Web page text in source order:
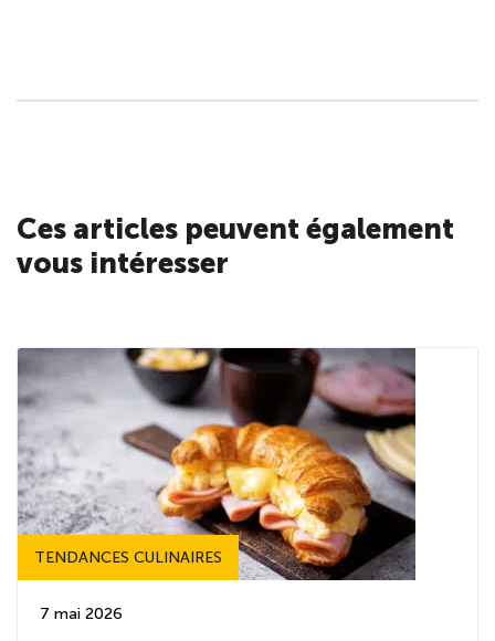
Ces articles peuvent également
vous intéresser
TENDANCES CULINAIRES
7 mai 2026